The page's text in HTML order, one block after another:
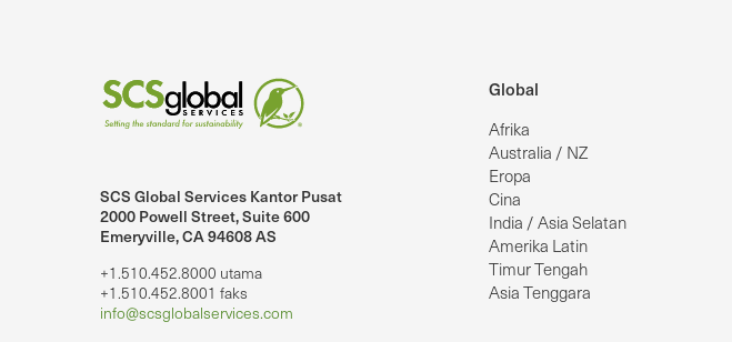
SCS Global Services Kantor Pusat
2000 Powell Street, Suite 600
Emeryville, CA 94608 AS
+1.510.452.8000 utama
+1.510.452.8001 faks
info@scsglobalservices.com
Global
Afrika
Australia / NZ
Eropa
Cina
India / Asia Selatan
Amerika Latin
Timur Tengah
Asia Tenggara
di LinkedIn.
SCS Global Services di YouTube